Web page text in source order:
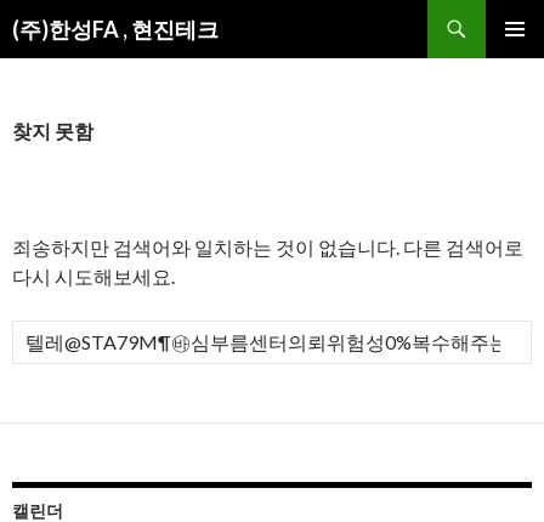
(주)한성FA , 현진테크
검
색
로
찾지 못함
죄송하지만 검색어와 일치하는 것이 없습니다. 다른 검색어로
다시 시도해보세요.
검
색
캘린더